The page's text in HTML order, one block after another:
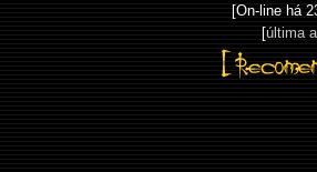
[On-line há
[última